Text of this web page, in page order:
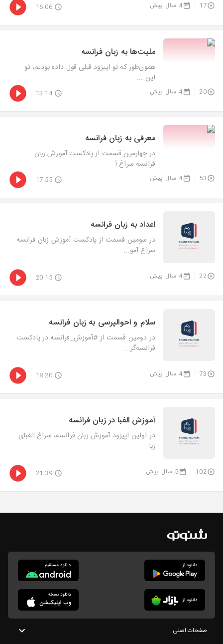
17 4 سال پیش 16:06
ملیت‌ها به زبان فرانسه
همون‌طور که تو اپیزود قبلی قول داده بودیم، تو
این ...
20 4 سال پیش 13:14
معرفی به زبان فرانسه
در چهارمین قسمت از پادکست آموزش زبان
فرانسه سراغ آ...
53 4 سال پیش 17:55
اعداد به زبان فرانسه
در سومین قسمت از پادکست آموزش زبان فرانسه
سراغ آمو...
22 4 سال پیش 20:15
سلام و احوالپرسی به زبان فرانسه
در دومین قسمت از #آموزش_فرانسه در پادکست
فرانسه‌گر...
73 4 سال پیش 18:20
آموزش الفبا در زبان فرانسه
در اولین اپیزود آموزش زبان فرانسه، سراغ الفبای
زبا...
102 5 سال پیش 21:39
صفحات اصلی